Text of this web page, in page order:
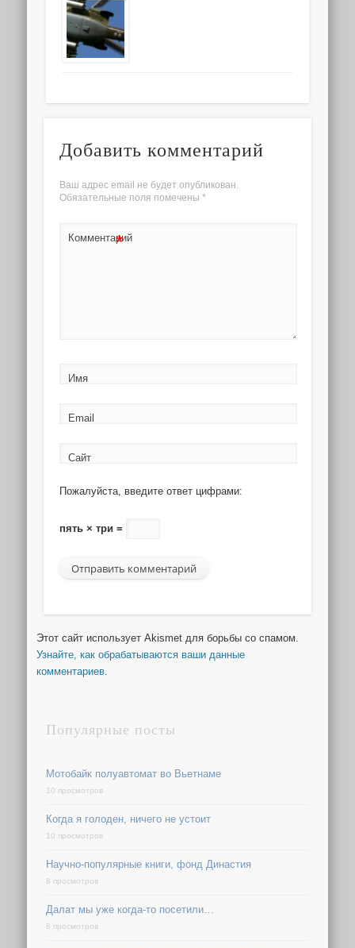
Добавить комментарий
Ваш адрес email не будет опубликован.
Обязательные поля помечены *
Комментарий
*
Имя
Email
Сайт
Пожалуйста, введите ответ цифрами:
пять × три =
Этот сайт использует Akismet для борьбы со спамом.
Узнайте, как обрабатываются ваши данные
комментариев.
Популярные посты
Мотобайк полуавтомат во Вьетнаме
10 просмотров
Когда я голоден, ничего не устоит
10 просмотров
Научно-популярные книги, фонд Династия
8 просмотров
Далат мы уже когда-то посетили…
8 просмотров